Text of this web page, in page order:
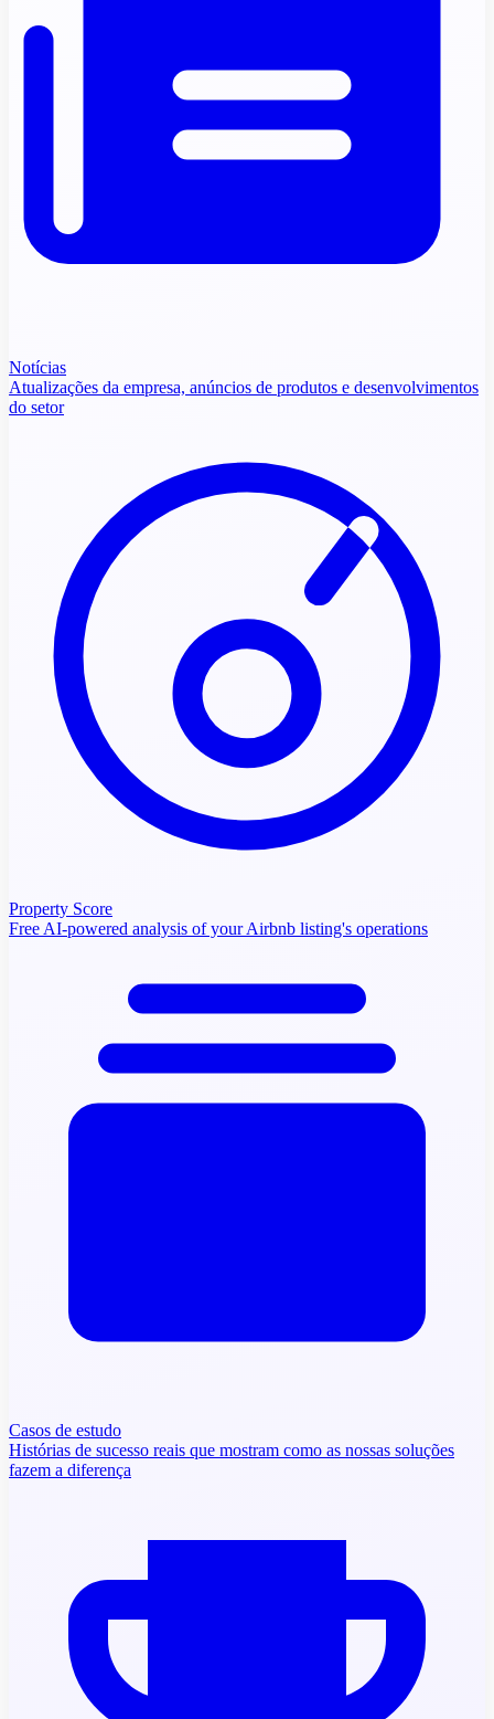
Notícias
Atualizações da empresa, anúncios de produtos e desenvolvimentos
do setor
Property Score
Free AI-powered analysis of your Airbnb listing's operations
Casos de estudo
Histórias de sucesso reais que mostram como as nossas soluções
fazem a diferença